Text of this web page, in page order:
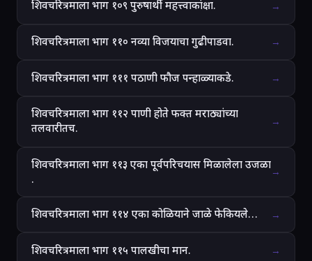
शिवचरित्रमाला भाग १०९ पुरुषार्थी महत्त्वाकांक्षा. →
शिवचरित्रमाला भाग ११० नव्या विजयाचा गुढीपाडवा. →
शिवचरित्रमाला भाग १११ पठाणी फौज पन्हाळ्याकडे. →
शिवचरित्रमाला भाग ११२ पाणी होते फक्त मराठ्यांच्या
तलवारीतच.
→
शिवचरित्रमाला भाग ११३ एका पूर्वपरिचयास मिळालेला उजळा
.
→
शिवचरित्रमाला भाग ११४ एका कोळियाने जाळे फेकियले… →
शिवचरित्रमाला भाग ११५ पालखीचा मान. →